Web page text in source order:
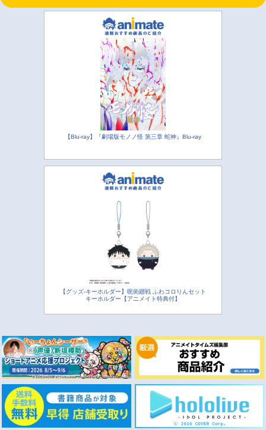
【Blu-ray】『劇場版モノノ怪 第三章 蛇神』Blu-ray
【グッズ-キーホルダー】呪術廻戦 ふわコロりんセット
キーホルダー【アニメイト特典付】